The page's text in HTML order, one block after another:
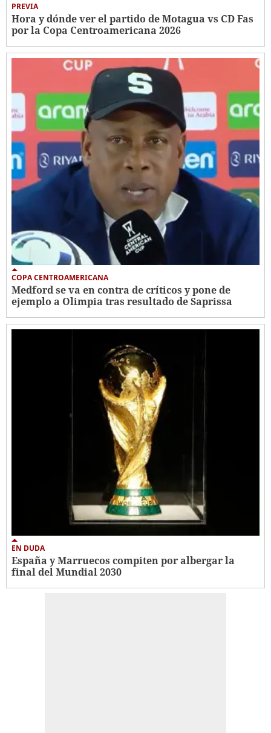
PREVIA
Hora y dónde ver el partido de Motagua vs CD Fas
por la Copa Centroamericana 2026
COPA CENTROAMERICANA
Medford se va en contra de críticos y pone de
ejemplo a Olimpia tras resultado de Saprissa
EN DUDA
España y Marruecos compiten por albergar la
final del Mundial 2030